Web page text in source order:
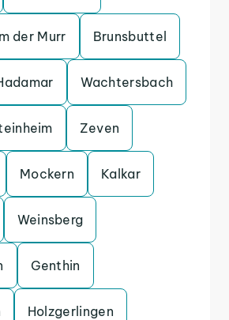
der Murr Brunsbuttel
Wachtersbach
Zeven
Mockern Kalkar
Weinsberg
Genthin
Holzgerlingen